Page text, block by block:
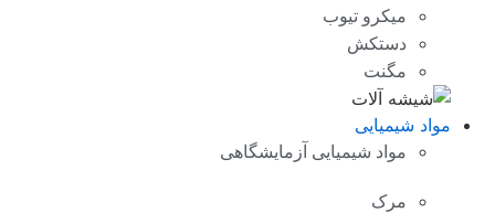
میکرو تیوب
دستکش
مگنت
مواد شیمیایی
مواد شیمیایی آزمایشگاهی
مرک